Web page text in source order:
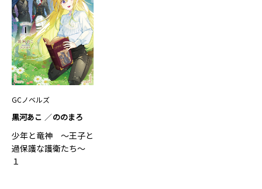
GCノベルズ
黒河あこ ののまろ
少年と竜神 ～王子と
過保護な護衛たち～
１